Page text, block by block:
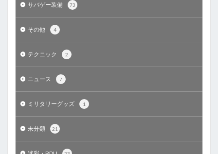
サバゲー装備 73
その他 4
テクニック 2
ニュース 7
ミリタリーグッズ 1
未分類 21